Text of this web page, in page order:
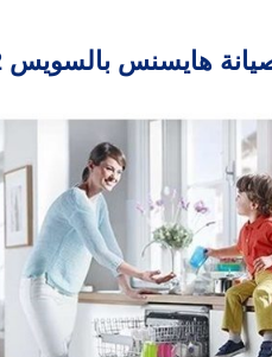
هايسنس بالسويس 19602